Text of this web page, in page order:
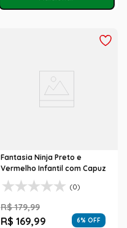
Fantasia Ninja Preto e
Vermelho Infantil com Capuz
(0)
R$ 179,99
R$ 169,99 6% OFF